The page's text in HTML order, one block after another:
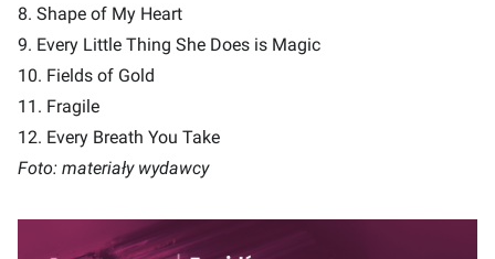
8. Shape of My Heart
9. Every Little Thing She Does is Magic
10. Fields of Gold
11. Fragile
12. Every Breath You Take
Foto: materiały wydawcy